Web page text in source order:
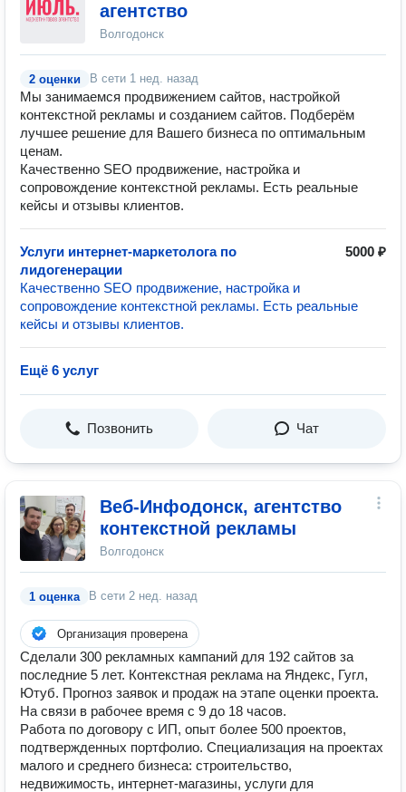
агентство
Волгодонск
2 оценки В сети 1 нед. назад
Мы занимаемся продвижением сайтов, настройкой
контекстной рекламы и созданием сайтов. Подберём
лучшее решение для Вашего бизнеса по оптимальным
ценам.
Качественно SEO продвижение, настройка и
сопровождение контекстной рекламы. Есть реальные
кейсы и отзывы клиентов.
Услуги интернет-маркетолога по
лидогенерации
5000 ₽
Качественно SEO продвижение, настройка и
сопровождение контекстной рекламы. Есть реальные
кейсы и отзывы клиентов.
Ещё 6 услуг
Позвонить Чат
Веб-Инфодонск, агентство
контекстной рекламы
Волгодонск
1 оценка В сети 2 нед. назад
Организация проверена
Сделали 300 рекламных кампаний для 192 сайтов за
последние 5 лет. Контекстная реклама на Яндекс, Гугл,
Ютуб. Прогноз заявок и продаж на этапе оценки проекта.
На связи в рабочее время с 9 до 18 часов.
Работа по договору с ИП, опыт более 500 проектов,
подтвержденных портфолио. Специализация на проектах
малого и среднего бизнеса: строительство,
недвижимость, интернет-магазины, услуги для